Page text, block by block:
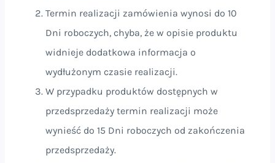
Termin realizacji zamówienia wynosi do 10
Dni roboczych, chyba, że w opisie produktu
widnieje dodatkowa informacja o
wydłużonym czasie realizacji.
W przypadku produktów dostępnych w
przedsprzedaży termin realizacji może
wynieść do 15 Dni roboczych od zakończenia
przedsprzedaży.